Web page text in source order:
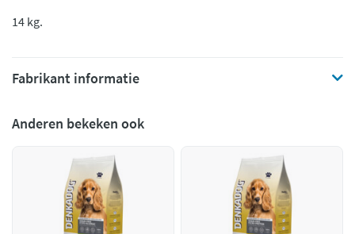
14 kg.
Fabrikant informatie
Anderen bekeken ook